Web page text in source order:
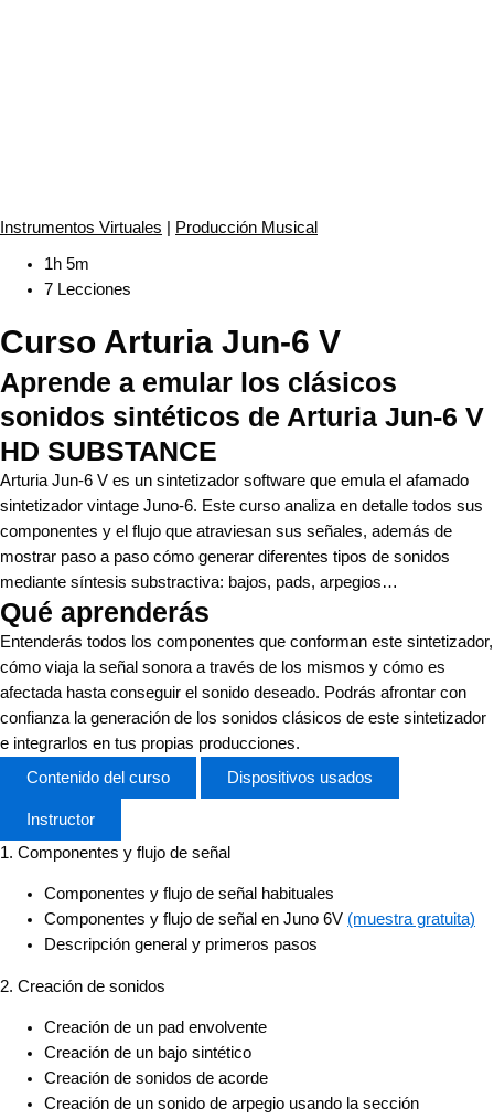
Instrumentos Virtuales Producción Musical
1h 5m
7 Lecciones
Curso Arturia Jun-6 V
Aprende a emular los clásicos
sonidos sintéticos de Arturia Jun-6 V
HD SUBSTANCE
Arturia Jun-6 V es un sintetizador software que emula el afamado
sintetizador vintage Juno-6. Este curso analiza en detalle todos sus
componentes y el flujo que atraviesan sus señales, además de
mostrar paso a paso cómo generar diferentes tipos de sonidos
mediante síntesis substractiva: bajos, pads, arpegios…
Qué aprenderás
Entenderás todos los componentes que conforman este sintetizador,
cómo viaja la señal sonora a través de los mismos y cómo es
afectada hasta conseguir el sonido deseado. Podrás afrontar con
confianza la generación de los sonidos clásicos de este sintetizador
e integrarlos en tus propias producciones.
Contenido del curso
Dispositivos usados
Instructor
1. Componentes y flujo de señal
Componentes y flujo de señal habituales
Componentes y flujo de señal en Juno 6V (muestra gratuita)
Descripción general y primeros pasos
2. Creación de sonidos
Creación de un pad envolvente
Creación de un bajo sintético
Creación de sonidos de acorde
Creación de un sonido de arpegio usando la sección